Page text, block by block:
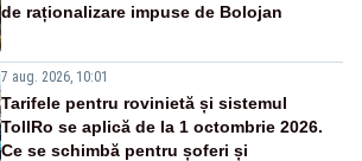
de raționalizare impuse de Bolojan
7 aug. 2026, 10:01
Tarifele pentru rovinietă și sistemul
TollRo se aplică de la 1 octombrie 2026.
Ce se schimbă pentru șoferi și